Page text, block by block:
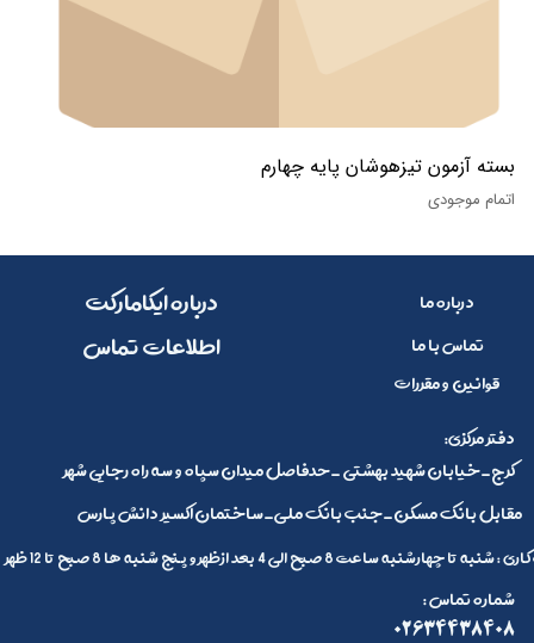
بسته آزمون تیزهوشان پایه چهارم
اتمام موجودی
درباره ما
تماس با ما
قوانین و مقررات
​​درباره ایکامارکت
​اطلاعات تماس
کرج_خیابان شهید بهشتی _حدفاصل میدان سپاه و سه راه رجایی شهر
مقابل بانک مسکن_جنب بانک ملی_ساختمان اکسیر دانش پارس
:دفتر مرکزی
چهارشنبه ساعت 8 صبح الی 4 بعد ازظهر و پنج شنبه ها 8 صبح تا 12 ظهر
: شماره تماس
02634438408